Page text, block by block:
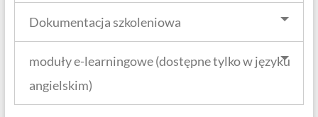
Dokumentacja szkoleniowa
moduły e-learningowe (dostępne tylko w języku
angielskim)